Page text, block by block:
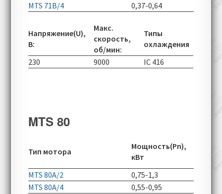
MTS 71B/4
0,37-0,64
Напряжение(U),
В:
Макс.
скорость,
об/мин:
Типы
охлаждения
230
9000 IC 416
MTS 80
Тип мотора
Мощность(Pn),
кВт
MTS 80A/2
0,75-1,3
MTS 80A/4
0,55-0,95